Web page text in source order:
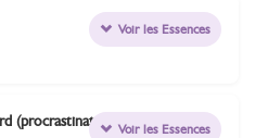
Voir les Essences
(procrastination) Voir les Essences